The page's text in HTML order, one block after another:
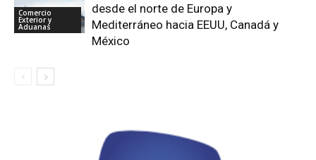
Comercio
Exterior y
Aduanas
desde el norte de Europa y
Mediterráneo hacia EEUU, Canadá y
México